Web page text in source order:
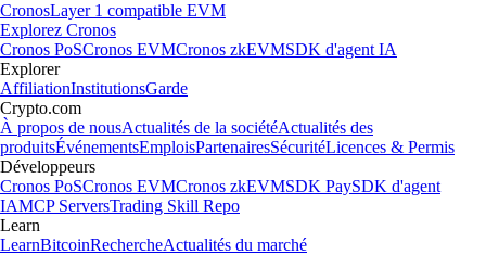
CronosLayer 1 compatible EVM
Explorez Cronos
Cronos PoSCronos EVMCronos zkEVMSDK d'agent IA
Explorer
AffiliationInstitutionsGarde
Crypto.com
À propos de nousActualités de la sociétéActualités des
produitsÉvénementsEmploisPartenairesSécuritéLicences & Permis
Développeurs
Cronos PoSCronos EVMCronos zkEVMSDK PaySDK d'agent
IAMCP ServersTrading Skill Repo
Learn
LearnBitcoinRechercheActualités du marché